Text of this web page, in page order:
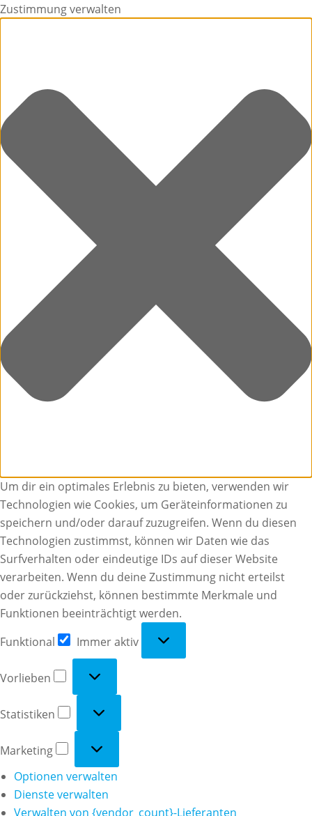
Zustimmung verwalten
Um dir ein optimales Erlebnis zu bieten, verwenden wir
Technologien wie Cookies, um Geräteinformationen zu
speichern und/oder darauf zuzugreifen. Wenn du diesen
Technologien zustimmst, können wir Daten wie das
Surfverhalten oder eindeutige IDs auf dieser Website
verarbeiten. Wenn du deine Zustimmung nicht erteilst
oder zurückziehst, können bestimmte Merkmale und
Funktionen beeinträchtigt werden.
Funktional
Immer aktiv
Vorlieben
Statistiken
Marketing
Optionen verwalten
Dienste verwalten
Verwalten von {vendor_count}-Lieferanten